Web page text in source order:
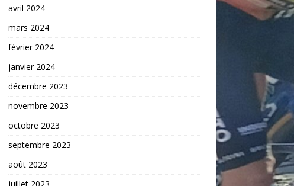
avril 2024
mars 2024
février 2024
janvier 2024
décembre 2023
novembre 2023
octobre 2023
septembre 2023
août 2023